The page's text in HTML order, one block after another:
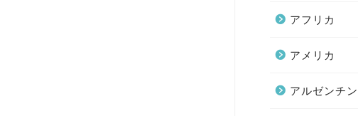
アフリカ
アメリカ
アルゼンチン